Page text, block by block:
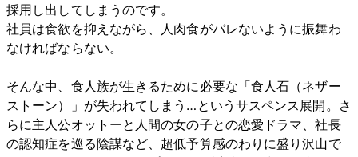
採用し出してしまうのです。
社員は食欲を抑えながら、人肉食がバレないように振舞わ
なければならない。
そんな中、食人族が生きるために必要な「食人石（ネザー
ストーン）」が失われてしまう…というサスペンス展開。さ
らに主人公オットーと人間の女の子との恋愛ドラマ、社長
の認知症を巡る陰謀など、超低予算感のわりに盛り沢山で